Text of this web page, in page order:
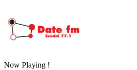
Now Playing !